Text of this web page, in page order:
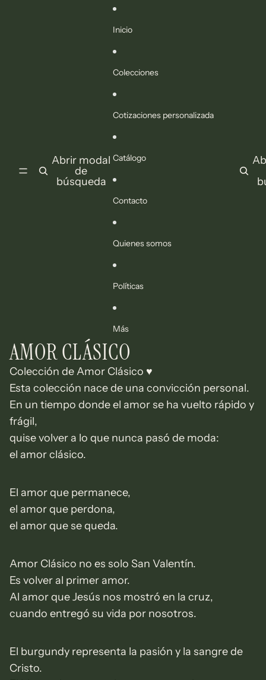
Abrir modal
de
búsqueda
Inicio
Colecciones
Cotizaciones personalizada
Catálogo
Contacto
Quienes somos
Políticas
Más
AMOR CLÁSICO
Colección de Amor Clásico ♥️
Esta colección nace de una convicción personal.
En un tiempo donde el amor se ha vuelto rápido y
frágil,
quise volver a lo que nunca pasó de moda:
el amor clásico.
El amor que permanece,
el amor que perdona,
el amor que se queda.
Amor Clásico no es solo San Valentín.
Es volver al primer amor.
Al amor que Jesús nos mostró en la cruz,
cuando entregó su vida por nosotros.
El burgundy representa la pasión y la sangre de
Cristo.